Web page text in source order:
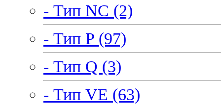
- Тип NC (2)
- Тип P (97)
- Тип Q (3)
- Тип VE (63)